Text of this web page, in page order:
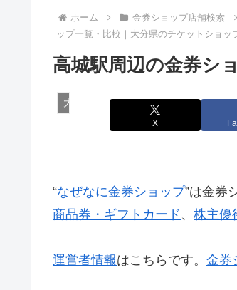
ホーム 金券ショップ店舗検索
ップ一覧・比較｜大分県のチケットショッ
高城駅周辺の金券シ
大分県の金券ショップ
X
“なぜなに金券ショップ”は金券
商品券・ギフトカード 、 株主優
運営者情報はこちらです。 金券